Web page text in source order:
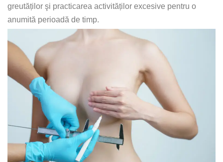
greutăților şi practicarea activităților excesive pentru o
anumită perioadă de timp.